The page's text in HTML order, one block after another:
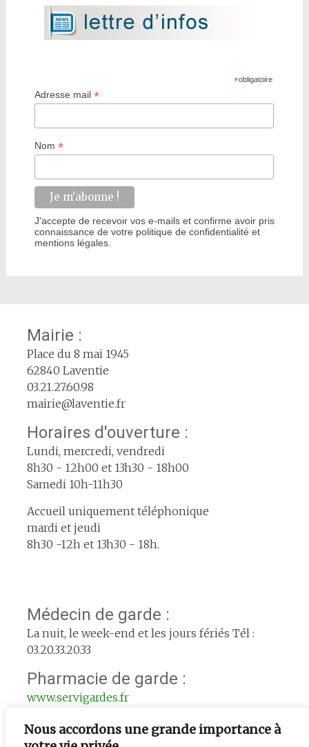
Nous accordons une grande importance à
*obligatoire
Adresse mail*
Nom*
J'accepte de recevoir vos e-mails et confirme avoir pris
connaissance de votre politique de confidentialité et
mentions légales.
Mairie :
Place du 8 mai 1945
62840 Laventie
03.21.27.60.98
mairie@laventie.fr
Horaires d'ouverture :
Lundi, mercredi, vendredi
8h30 - 12h00 et 13h30 - 18h00
Samedi 10h-11h30
Accueil uniquement téléphonique
mardi et jeudi
8h30 -12h et 13h30 - 18h.
Médecin de garde :
La nuit, le week-end et les jours fériés Tél :
03.20.33.20.33
Pharmacie de garde :
www.servigardes.fr
Urgence le week-end :